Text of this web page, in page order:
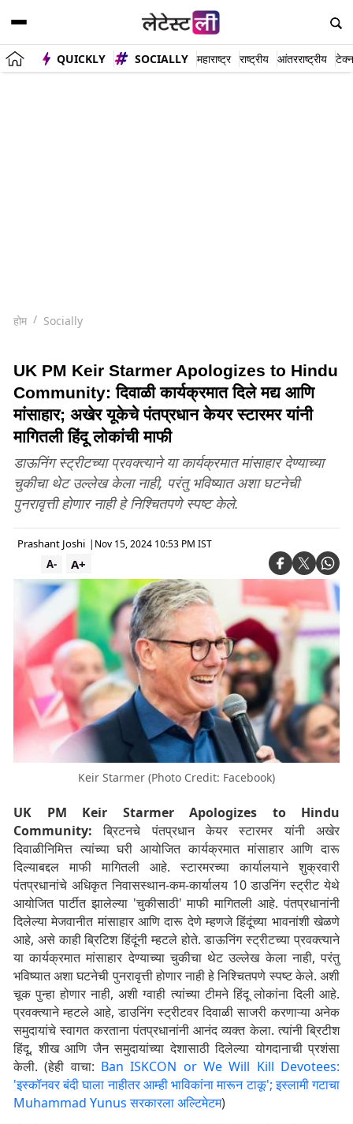
QUICKLY SOCIALLY महाराष्ट्र राष्ट्रीय आंतरराष्ट्रीय
होम Socially
UK PM Keir Starmer Apologizes to Hindu
Community: दिवाळी कार्यक्रमात दिले मद्य आणि
मांसाहार; अखेर यूकेचे पंतप्रधान केयर स्टारमर यांनी
मागितली हिंदू लोकांची माफी
डाऊनिंग स्ट्रीटच्या प्रवक्त्याने या कार्यक्रमात मांसाहार देण्याच्या
चुकीचा थेट उल्लेख केला नाही, परंतु भविष्यात अशा घटनेची
पुनरावृत्ती होणार नाही हे निश्चितपणे स्पष्ट केले.
Prashant Joshi | Nov 15, 2024 10:53 PM IST
A+
A-
Keir Starmer (Photo Credit: Facebook)
UK PM Keir Starmer Apologizes to Hindu
Community: ब्रिटनचे पंतप्रधान केयर स्टारमर यांनी अखेर
दिवाळीनिमित्त त्यांच्या घरी आयोजित कार्यक्रमात मांसाहार आणि दारू
दिल्याबद्दल माफी मागितली आहे. स्टारमरच्या कार्यालयाने शुक्रवारी
पंतप्रधानांचे अधिकृत निवासस्थान-कम-कार्यालय 10 डाउनिंग स्ट्रीट येथे
आयोजित पार्टीत झालेल्या 'चुकीसाठी' माफी मागितली आहे. पंतप्रधानांनी
दिलेल्या मेजवानीत मांसाहार आणि दारू देणे म्हणजे हिंदूंच्या भावनांशी खेळणे
आहे, असे काही ब्रिटिश हिंदूंनी म्हटले होते. डाऊनिंग स्ट्रीटच्या प्रवक्त्याने
या कार्यक्रमात मांसाहार देण्याच्या चुकीचा थेट उल्लेख केला नाही, परंतु
भविष्यात अशा घटनेची पुनरावृत्ती होणार नाही हे निश्चितपणे स्पष्ट केले. अशी
चूक पुन्हा होणार नाही, अशी ग्वाही त्यांच्या टीमने हिंदू लोकांना दिली आहे.
प्रवक्त्याने म्हटले आहे, डाउनिंग स्ट्रीटवर दिवाळी साजरी करणाऱ्या अनेक
समुदायांचे स्वागत करताना पंतप्रधानांनी आनंद व्यक्त केला. त्यांनी ब्रिटीश
हिंदू, शीख आणि जैन समुदायांच्या देशासाठी दिलेल्या योगदानाची प्रशंसा
केली. (हेही वाचा: Ban ISKCON or We Will Kill Devotees:
'इस्कॉनवर बंदी घाला नाहीतर आम्ही भाविकांना मारून टाकू'; इस्लामी गटाचा
Muhammad Yunus सरकारला अल्टिमेटम)